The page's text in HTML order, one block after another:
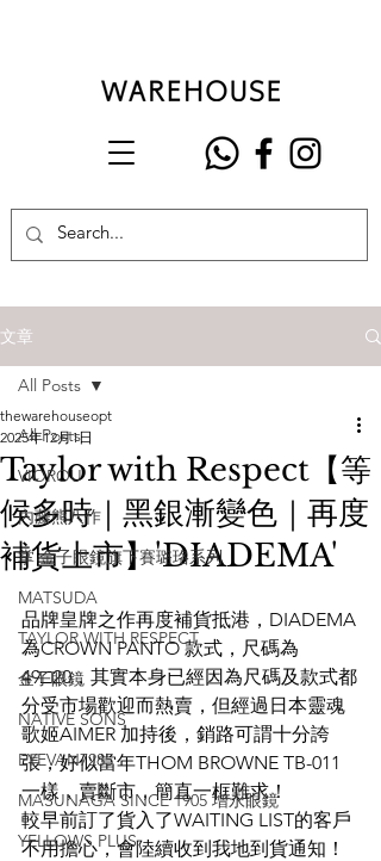
文章
All Posts
VIOROU
內藤熊八作
掌 金子眼鏡旗下賽璐珞系列
MATSUDA
TAYLOR WITH RESPECT
金子眼鏡
NATIVE SONS
EYEVAN7285
MASUNAGA SINCE 1905 增永眼鏡
YELLOWS PLUS
All Posts
Taylor with Respect【等
候多時｜黑銀漸變色｜再度
補貨上市】'DIADEMA'
thewarehouseopt
2025年12月1日
品牌皇牌之作再度補貨抵港，DIADEMA
為CROWN PANTO 款式，尺碼為
49□20，其實本身已經因為尺碼及款式都
分受市場歡迎而熱賣，但經過日本靈魂
歌姬AIMER 加持後，銷路可謂十分誇
張，好似當年THOM BROWNE TB-011
一樣，賣斷市，簡直一框難求！
較早前訂了貨入了WAITING LIST的客戶
不用擔心，會陸續收到我地到貨通知！